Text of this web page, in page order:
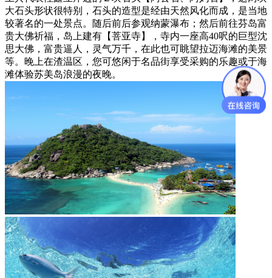
大石头形状很特别，石头的造型是经由天然风化而成，是当地
较著名的一处景点。随后前后参观纳蒙瀑布；然后前往芬岛富
贵大佛祈福，岛上建有【菩亚寺】，寺内一座高40呎的巨型沈
思大佛，富贵逼人，灵气万千，在此也可眺望拉迈海滩的美景
等。晚上在渣温区，您可悠闲于名品街享受采购的乐趣或于海
滩体验苏美岛浪漫的夜晚。